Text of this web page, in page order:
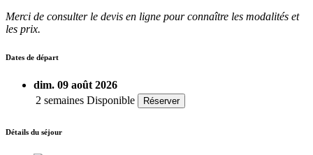
Merci de consulter le devis en ligne pour connaître les modalités et
les prix.
Dates de départ
dim. 09 août 2026
2 semaines Disponible Réserver
Détails du séjour